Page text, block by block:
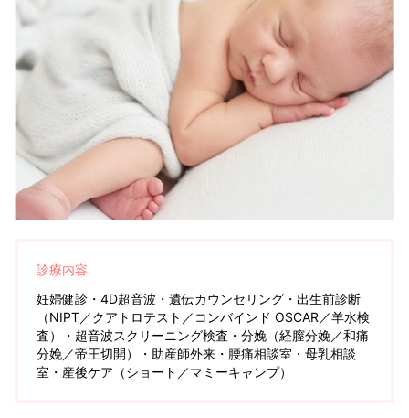
診療内容
妊婦健診・4D超音波・遺伝カウンセリング・出生前診断
（NIPT／クアトロテスト／コンバインド OSCAR／羊水検
査）・超音波スクリーニング検査・分娩（経膣分娩／和痛
分娩／帝王切開）・助産師外来・腰痛相談室・母乳相談
室・産後ケア（ショート／マミーキャンプ）